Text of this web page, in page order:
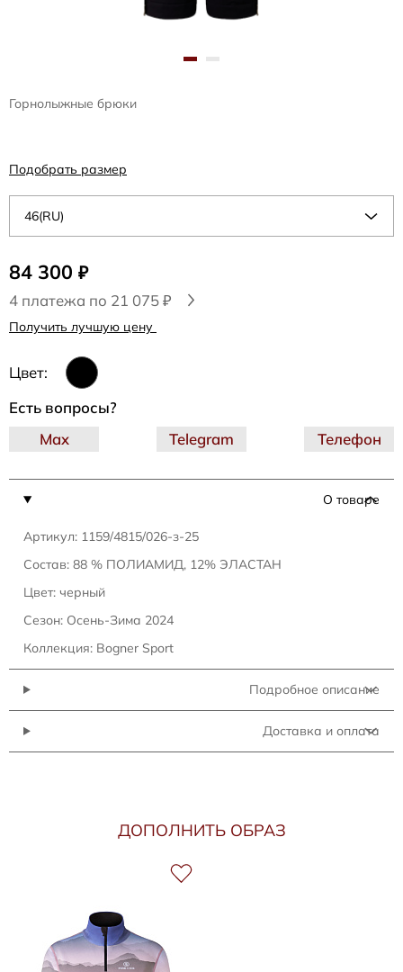
Горнолыжные брюки
84 300 ₽
4 платежа по 21 075 ₽
Получить лучшую цену
Цвет:
46(RU)
Подобрать размер
О товаре
Артикул: 1159/4815/026-з-25
Состав: 88 % ПОЛИАМИД, 12% ЭЛАСТАН
Цвет: черный
Сезон: Осень-Зима 2024
Коллекция: Bogner Sport
Подробное описание
Доставка и оплата
Есть вопросы?
Telegram
Max Телефон
ДОПОЛНИТЬ ОБРАЗ